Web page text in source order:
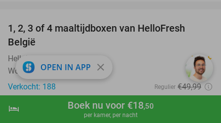
shopping_cart Boek nu
hotel Boek nu voor €18,50
per kamer, per nacht
1, 2, 3 of 4 maaltijdboxen van HelloFresh
België
HelloFresh 7.2star
Wordt thuisbezorgd
Verkocht: 188
Regulier €49,99
OPEN IN APP close